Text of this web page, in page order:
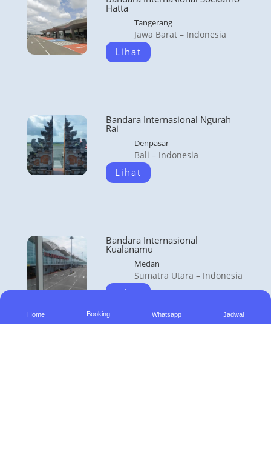
Home Booking Whatsapp Jadwal
Hatta
Tangerang
Jawa Barat – Indonesia
Lihat
Bandara Internasional Ngurah
Rai
Denpasar
Bali – Indonesia
Lihat
Bandara Internasional
Kualanamu
Medan
Sumatra Utara – Indonesia
Lihat